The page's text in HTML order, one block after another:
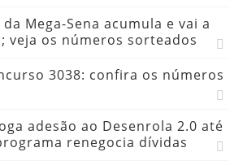
Mega-Sena acumula e vai a
veja os números sorteados
3038: confira os números
adesão ao Desenrola 2.0 até
renegocia dívidas